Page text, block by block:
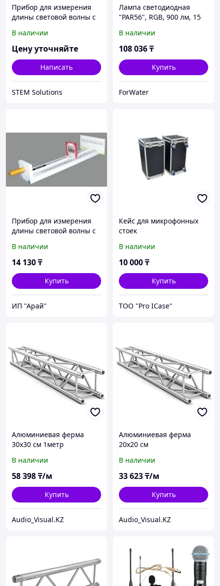
Прибор для измерения
длины световой волны с
решеток
В наличии
Цену уточняйте
Написать
STEM Solutions
Лампа светодиодная
"PAR56", RGB, 900 лм, 15
В наличии
108 036₸
Купить
ForWater
Прибор для измерения
длины световой волны с
решеток
В наличии
14 130₸
Купить
ИП "Арай"
Кейс для микрофонных
стоек
В наличии
10 000₸
Купить
ТОО "Pro ICase"
Алюминиевая ферма
30х30 см 1метр
В наличии
58 398₸/м
Купить
Audio_Visual.KZ
Алюминиевая ферма
20х20 см
В наличии
33 623₸/м
Купить
Audio_Visual.KZ